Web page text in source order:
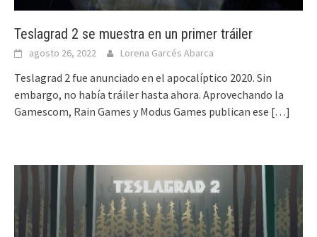
Teslagrad 2 se muestra en un primer tráiler
agosto 26, 2022 Lorena Garcés Abarca
Teslagrad 2 fue anunciado en el apocalíptico 2020. Sin
embargo, no había tráiler hasta ahora. Aprovechando la
Gamescom, Rain Games y Modus Games publican ese […]